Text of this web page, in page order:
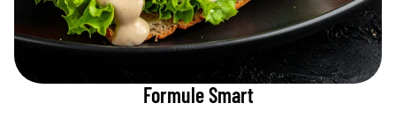
Formule Smart